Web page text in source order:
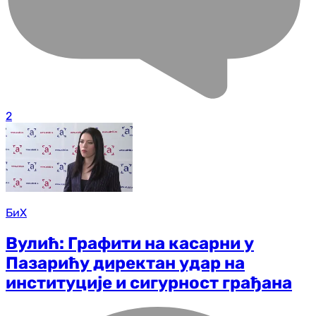
2
БиХ
Вулић: Графити на касарни у
Пазарићу директан удар на
институције и сигурност грађана